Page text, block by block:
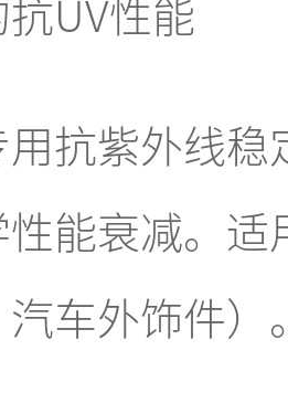
UV性能
抗紫外线
能衰减。
车外饰件）